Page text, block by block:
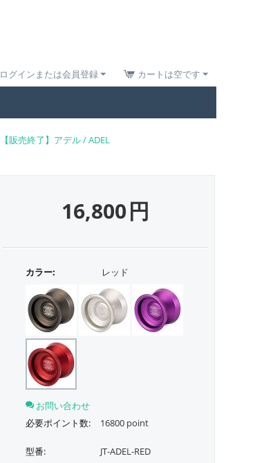
カートは空です
ログインまたは会員登録
【販売終了】アデル / ADEL
16,800円
カラー: レッド
お問い合わせ
必要ポイント数:
16800 point
型番:
JT-ADEL-RED